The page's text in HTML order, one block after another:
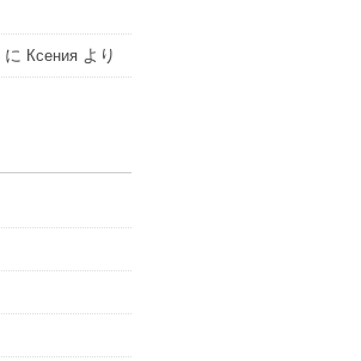
に Ксения より